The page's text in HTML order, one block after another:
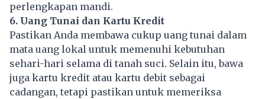
perlengkapan mandi.
6. Uang Tunai dan Kartu Kredit
Pastikan Anda membawa cukup uang tunai dalam
mata uang lokal untuk memenuhi kebutuhan
sehari-hari selama di tanah suci. Selain itu, bawa
juga kartu kredit atau kartu debit sebagai
cadangan, tetapi pastikan untuk memeriksa